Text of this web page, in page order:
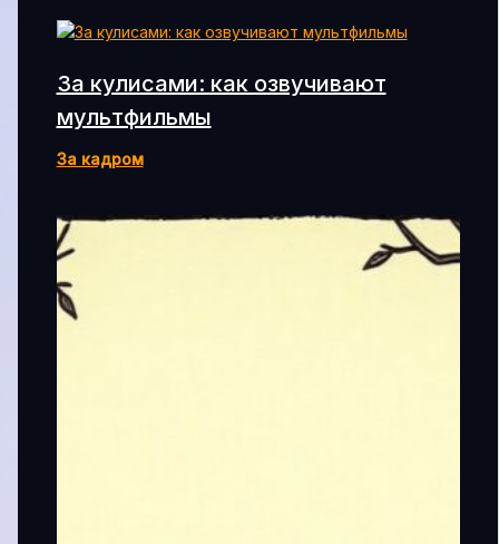
За кулисами: как озвучивают
мультфильмы
За кадром